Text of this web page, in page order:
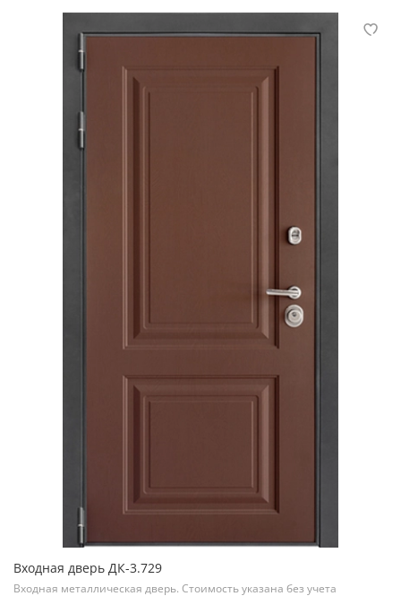
Входная дверь ДК-3.729
Входная металлическая дверь. Стоимость указана без учета